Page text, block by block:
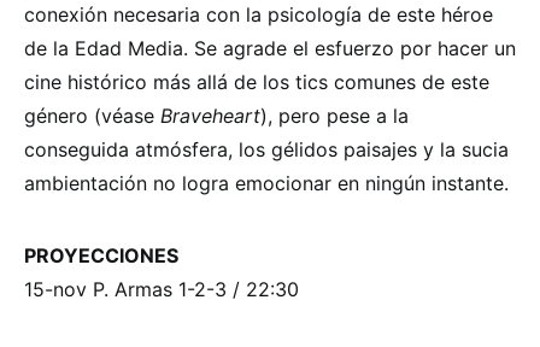
conexión necesaria con la psicología de este héroe
de la Edad Media. Se agrade el esfuerzo por hacer un
cine histórico más allá de los tics comunes de este
género (véase Braveheart), pero pese a la
conseguida atmósfera, los gélidos paisajes y la sucia
ambientación no logra emocionar en ningún instante.
PROYECCIONES
15-nov P. Armas 1-2-3 / 22:30